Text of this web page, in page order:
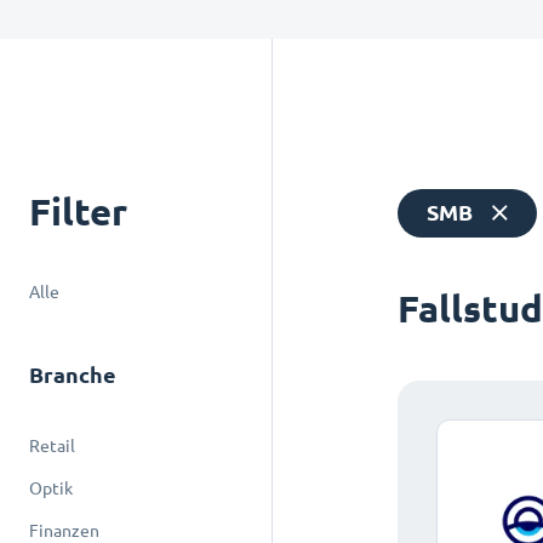
Filter
Alle
Branche
Retail
Optik
Finanzen
SMB